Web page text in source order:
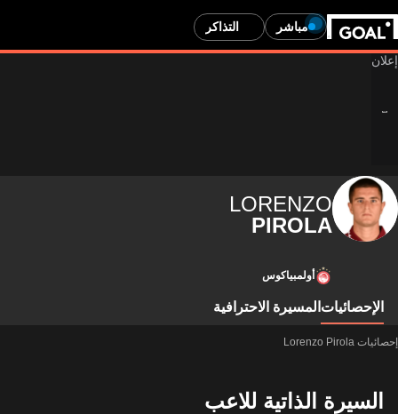
مباشر التذاكر
LORENZO
PIROLA
أولمبياكوس
الإحصائيات المسيرة الاحترافية
إحصائيات Lorenzo Pirola
السيرة الذاتية للاعب